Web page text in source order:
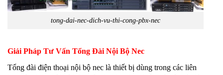
tong-dai-nec-dich-vu-thi-cong-pbx-nec
Giải Pháp Tư Vấn Tổng Đài Nội Bộ Nec
Tổng đài điện thoại nội bộ nec là thiết bị dùng trong các liên